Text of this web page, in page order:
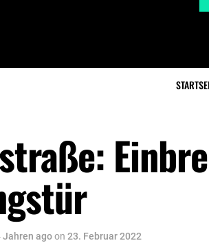
Jahren agoon 23. Februar 2022